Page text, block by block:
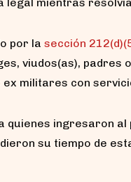
por la sección
viudos(as), padres
ex militares con
quienes ingresaron
su tiempo de